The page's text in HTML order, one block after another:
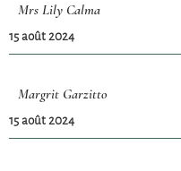
Mrs Lily Calma
15 août 2024
Margrit Garzitto
15 août 2024